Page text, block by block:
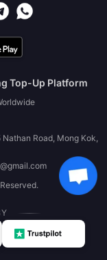
Top-Up Platform
Road, Mong Kok,